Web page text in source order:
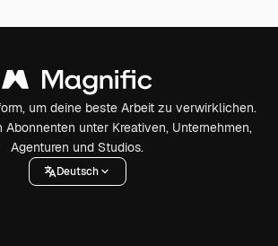
um deine beste Arbeit zu verwirklichen.
Abonnenten unter Kreativen, Unternehmen,
Agenturen und Studios.
Deutsch